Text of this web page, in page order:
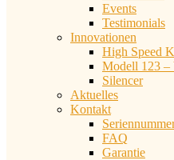
Events
Testimonials
Innovationen
High Speed
Modell 123 –
Silencer
Aktuelles
Kontakt
FAQ
Garantie